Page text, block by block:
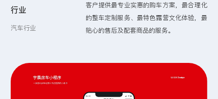
行业
汽车行业
客户提供最专业实惠的购车方案，最合理化
的整车定制服务、最特色露营文化体验，最
贴心的售后及配套商品的服务。